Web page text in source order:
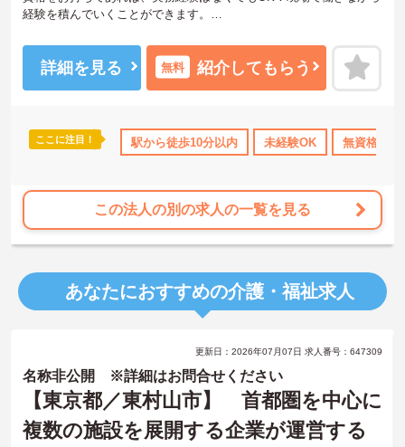
経験を積んでいくことができます。
いのも嬉しいポイントです。
ご興味のある方は面接のポイントなどもお伝えいたします。ぜひマ
イナビ看護師にお問い合わせくださいませ！
詳細を見る 無料 紹介してもらう
ここに注目！ 駅から徒歩10分以内 未経験OK 無資格OK
この法人の別の求人の一覧を見る
あなたにおすすめの介護・福祉求人
更新日：2026年07月07日 求人番号：647309
名称非公開 ※詳細はお問合せください
【東京都／東村山市】 首都圏を中心に
複数の施設を展開する企業が運営する